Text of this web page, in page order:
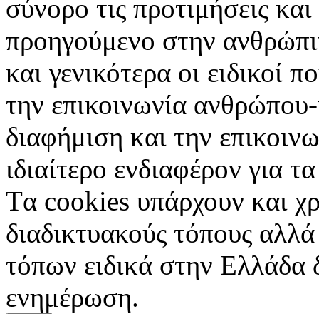
σύνορο τις προτιμήσεις
προηγούμενο στην
και γενικότερα οι ειδικοί
την επικοινωνία
διαφήμιση και την
ιδιαίτερο ενδιαφέρον για
Tα cookies υπάρχουν και
διαδικτυακούς τόπους
τόπων ειδικά στην Ελλάδα
ενημέρωση.